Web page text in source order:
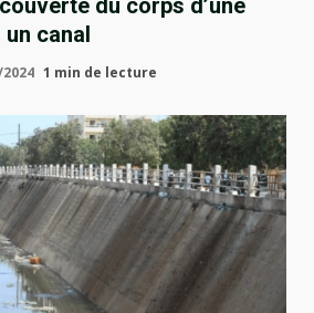
du corps d’une
canal
1 min de lecture